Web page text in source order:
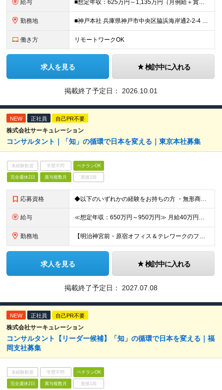
給与 ■想定年収：625万円～1,135万円（月例給＋賞与＋諸手当） ※残業手当は残業時間に応じて支給 ※試用期間2ヶ月あり（期間中の労働条件変更無）
勤務地 ■神戸本社 兵庫県神戸市中央区脇浜海岸通2-2-4 ※(変更の範囲)業務の都合等により会社の定める事業所への異動を命じることがあります。
働き方 リモートワークOK
求人を見る 検討中に入れる
掲載終了予定日： 2026.10.01
NEW 正社員 自己PR不要
株式会社サーキュレーション
コンサルタント｜「知」の循環で日本を変える｜東京本社募集
未経験歓迎 学歴不問 ベテランOK
完全週休2日 賞与複数月 面接1回
応募資格 ◆以下のいずれかの経験をお持ちの方 ・無形商材での法人営業経験（業界・業種・不問）※目安3年以上※ ・顧客に提案することで潜在ニーズを見出す営業活動をしてきた経験（課題解決型の提案営業） 【求める人
給与 ≪想定年収：650万円～950万円≫ 月給40万円～58万円 ※賞与：年3.5ヶ月（会社業績・個人評価によって変動） ※入社後1年経過したタイミングでインセンティブ給へ移行致します ※入社時の月給額は
勤務地 【明治神宮前・原宿オフィス＆テレワークのフレキシブルワークを導入】 東京都渋谷区神宮前3-21-5 サーキュレーションビル ForPro ★多様な働き方を推進 出社とテレワークを組み合わせたフレキシ
求人を見る 検討中に入れる
掲載終了予定日： 2027.07.08
NEW 正社員 自己PR不要
株式会社サーキュレーション
コンサルタント【リーダー候補】「知」の循環で日本を変える｜福
岡支社募集
未経験歓迎 学歴不問 ベテランOK
完全週休2日 賞与複数月 面接1回